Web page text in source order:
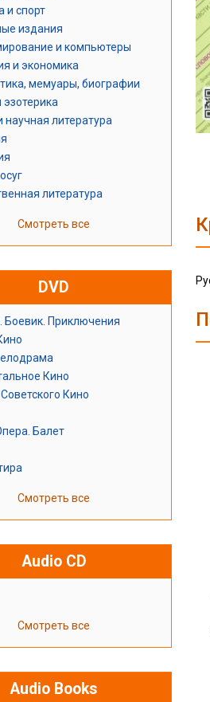
и спорт
издания
и компьютеры
и экономика
мемуары, биографии
эзотерика
научная литература
литература
Смотреть все
DVD
Боевик. Приключения
Кино
Кино
Балет
Смотреть все
Audio CD
Смотреть все
Audio Books